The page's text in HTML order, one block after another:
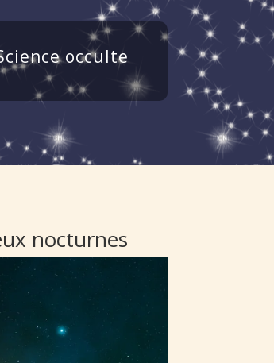
occulte
nocturnes